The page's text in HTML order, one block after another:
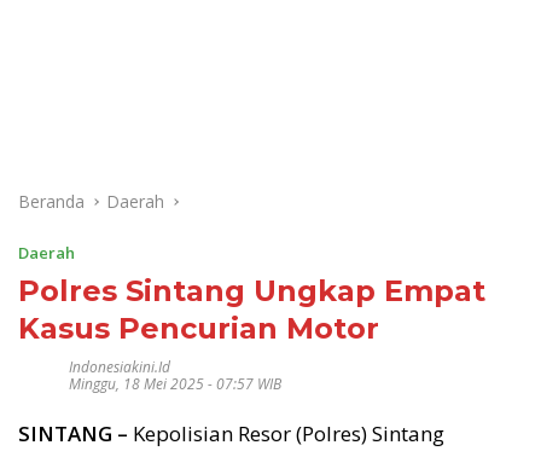
Beranda Daerah
Daerah
Polres Sintang Ungkap Empat
Kasus Pencurian Motor
Indonesiakini.id
Minggu, 18 Mei 2025 - 07:57 WIB
SINTANG – Kepolisian Resor (Polres) Sintang